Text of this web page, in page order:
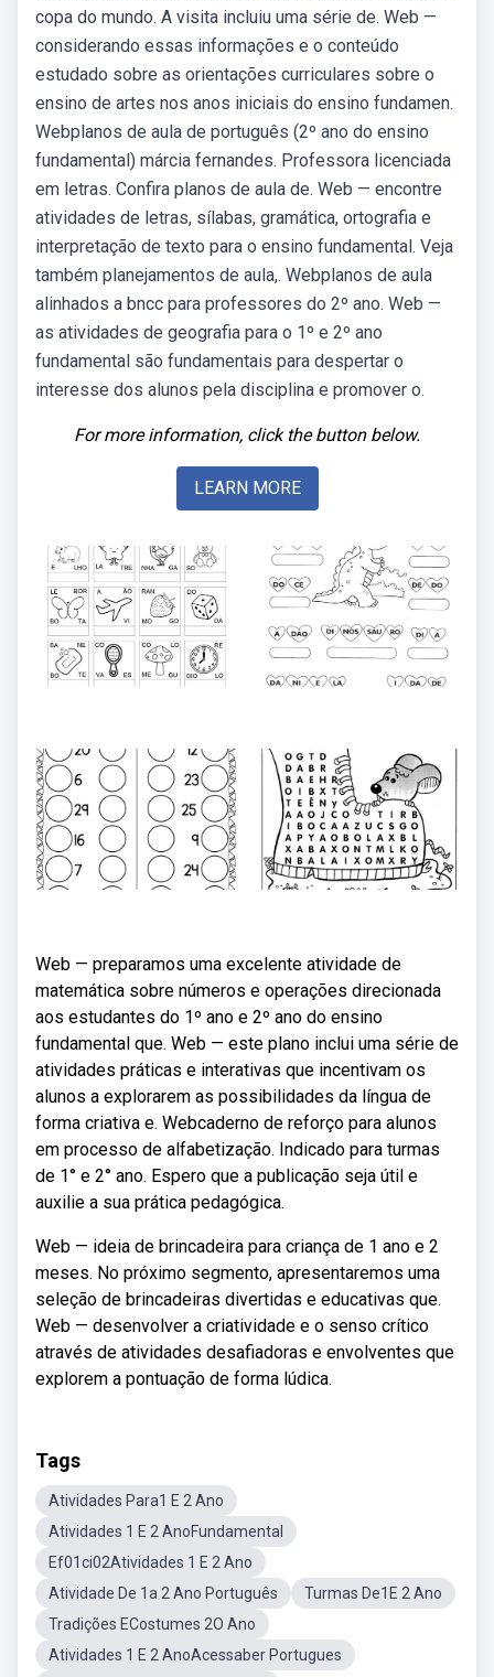
copa do mundo. A visita incluiu uma série de. Web —
considerando essas informações e o conteúdo
estudado sobre as orientações curriculares sobre o
ensino de artes nos anos iniciais do ensino fundamen.
Webplanos de aula de português (2º ano do ensino
fundamental) márcia fernandes. Professora licenciada
em letras. Confira planos de aula de. Web — encontre
atividades de letras, sílabas, gramática, ortografia e
interpretação de texto para o ensino fundamental. Veja
também planejamentos de aula,. Webplanos de aula
alinhados a bncc para professores do 2º ano. Web —
as atividades de geografia para o 1º e 2º ano
fundamental são fundamentais para despertar o
interesse dos alunos pela disciplina e promover o.
For more information, click the button below.
LEARN MORE
Web — preparamos uma excelente atividade de
matemática sobre números e operações direcionada
aos estudantes do 1º ano e 2º ano do ensino
fundamental que. Web — este plano inclui uma série de
atividades práticas e interativas que incentivam os
alunos a explorarem as possibilidades da língua de
forma criativa e. Webcaderno de reforço para alunos
em processo de alfabetização. Indicado para turmas
de 1° e 2° ano. Espero que a publicação seja útil e
auxilie a sua prática pedagógica.
Web — ideia de brincadeira para criança de 1 ano e 2
meses. No próximo segmento, apresentaremos uma
seleção de brincadeiras divertidas e educativas que.
Web — desenvolver a criatividade e o senso crítico
através de atividades desafiadoras e envolventes que
explorem a pontuação de forma lúdica.
Tags
Atividades Para1 E 2 Ano
Atividades 1 E 2 AnoFundamental
Ef01ci02Atividades 1 E 2 Ano
Atividade De 1a 2 Ano Português
Turmas De1E 2 Ano
Tradições ECostumes 2O Ano
Atividades 1 E 2 AnoAcessaber Portugues